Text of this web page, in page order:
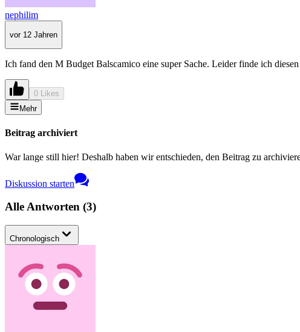
nephilim
vor 12 Jahren
Ich fand den M Budget Balscamico eine super Sache. Leider finde ich
0 Likes
Mehr
Beitrag archiviert
War lange still hier! Deshalb haben wir entschieden, den Beitrag zu
Diskussion starten
Alle Antworten (3)
Chronologisch